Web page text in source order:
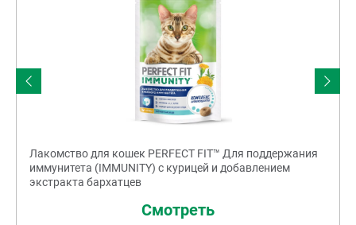
Лакомство для кошек PERFECT FIT™ Для поддержания
иммунитета (IMMUNITY) с курицей и добавлением
экстракта бархатцев
Смотреть